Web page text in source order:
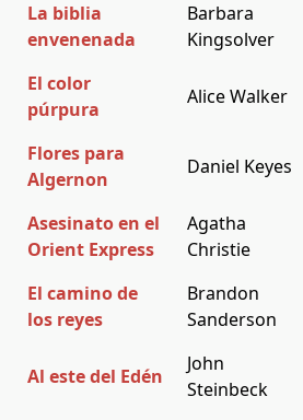
La biblia
envenenada
Barbara
Kingsolver
El color
púrpura
Alice Walker
Flores para
Algernon
Daniel Keyes
Asesinato en el
Orient Express
Agatha
Christie
El camino de
los reyes
Brandon
Sanderson
Al este del Edén
John
Steinbeck